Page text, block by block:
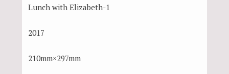
Lunch with Elizabeth-1
2017
210mm×297mm